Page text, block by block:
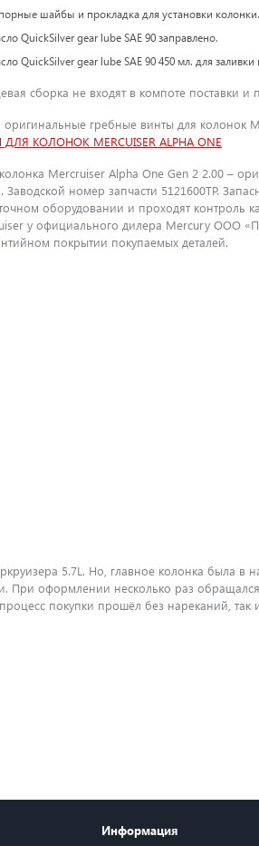
шайбы и прокладка для установки колонки.
QuickSilver gear lube SAE 90 заправлено.
QuickSilver gear lube SAE 90 450 мл. для
сборка не входят в компоте поставки и
оригинальные гребные винты для
КОЛОНОК MERCUISER ALPHA ONE
Mercruiser Alpha One Gen 2 2.00 –
Заводской номер запчасти 5121600TP.
оборудовании и проходят контроль
у официального дилера Mercury ООО
покрытии покупаемых деталей.
5.7L. Но, главное колонка была в
При оформлении несколько раз
покупки прошёл без нареканий, так
Информация